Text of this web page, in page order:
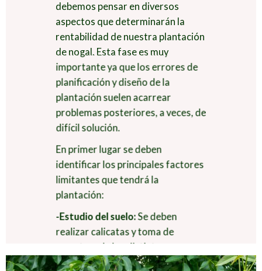
debemos pensar en diversos
aspectos que determinarán la
rentabilidad de nuestra plantación
de nogal. Esta fase es muy
importante ya que los errores de
planificación y diseño de la
plantación suelen acarrear
problemas posteriores, a veces, de
difícil solución.
En primer lugar se deben
identificar los principales factores
limitantes que tendrá la
plantación:
-Estudio del suelo:Se deben
realizar calicatas y toma de
muestras de los distintos
horizontes. Con ello